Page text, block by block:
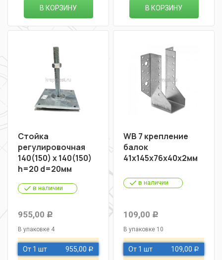
В КОРЗИНУ В КОРЗИНУ
Стойка
регулировочная
140(150) х 140(150)
h=20 d=20мм
в наличии
955,00 Р
В упаковке 4
От 1 шт 955,00 Р
WB 7 крепление
балок
41х145х76х40х2мм
в наличии
109,00 Р
В упаковке 10
От 1 шт 109,00 Р